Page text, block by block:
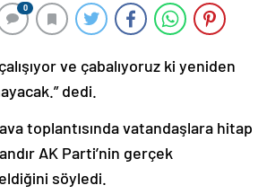
0
ve çabalıyoruz ki yeniden
dedi.
toplantısında vatandaşlara hitap
AK Parti’nin gerçek
söyledi.